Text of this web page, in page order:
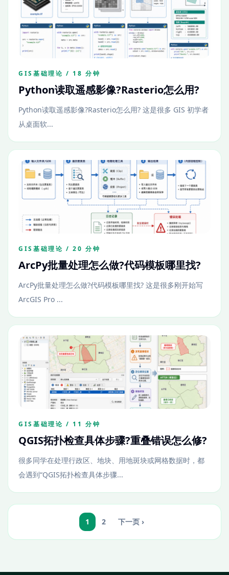
GIS基础理论 / 18 分钟
Python读取遥感影像?Rasterio怎么用?
Python读取遥感影像?Rasterio怎么用? 这是很多 GIS 初学者
从桌面软...
GIS基础理论 / 20 分钟
ArcPy批量处理怎么做?代码模板哪里找?
ArcPy批量处理怎么做?代码模板哪里找? 这是很多刚开始写
ArcGIS Pro ...
GIS基础理论 / 11 分钟
QGIS拓扑检查具体步骤?重叠错误怎么修?
很多同学在处理行政区、地块、用地斑块或网格数据时，都
会遇到“QGIS拓扑检查具体步骤...
1 2 下一页 ›